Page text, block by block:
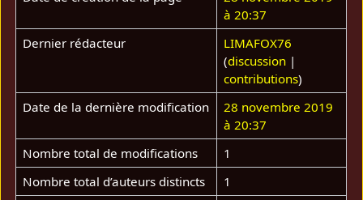
à 20:37
Dernier rédacteur
LIMAFOX76
(discussion|
contributions)
Date de la dernière modification
28 novembre 2019
à 20:37
Nombre total de modifications
1
Nombre total d’auteurs distincts
1